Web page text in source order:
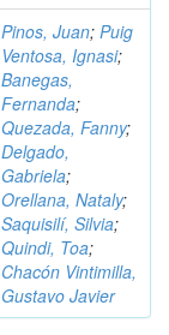
Pinos, Juan; Puig
Ventosa, Ignasi;
Banegas,
Fernanda;
Quezada, Fanny;
Delgado,
Gabriela;
Orellana, Nataly;
Saquisilí, Silvia;
Quindi, Toa;
Chacón Vintimilla,
Gustavo Javier